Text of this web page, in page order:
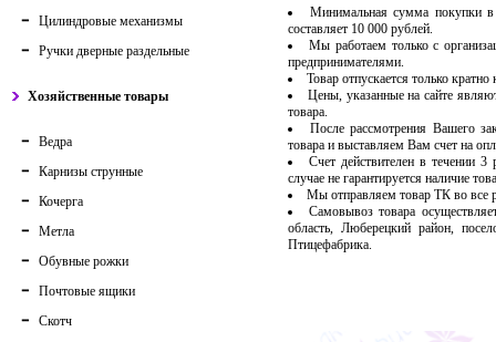
Цилиндровые механизмы
Ручки дверные раздельные
Хозяйственные товары
Ведра
Карнизы струнные
Кочерга
Метла
Обувные рожки
Почтовые ящики
Скотч
Минимальная сумма покупки в
составляет 10 000 рублей.
Мы работаем только с
предпринимателями.
Товар отпускается только
Цены, указанные на сайте
товара.
После рассмотрения Вашего
товара и выставляем Вам счет на
Счет действителен в течении
случае не гарантируется наличие
Мы отправляем товар ТК во
Самовывоз товара
область, Люберецкий район,
Птицефабрика.